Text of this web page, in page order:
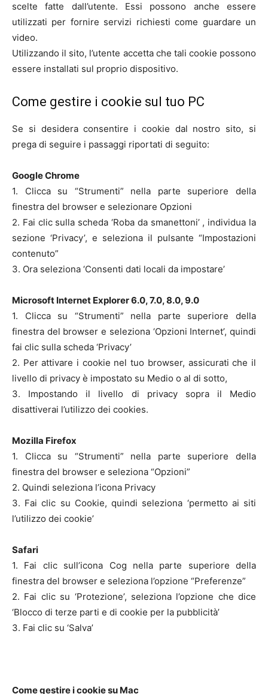
scelte fatte dall’utente. Essi possono anche essere
utilizzati per fornire servizi richiesti come guardare un
video.
Utilizzando il sito, l’utente accetta che tali cookie possono
essere installati sul proprio dispositivo.
Come gestire i cookie sul tuo PC
Se si desidera consentire i cookie dal nostro sito, si
prega di seguire i passaggi riportati di seguito:
Google Chrome
1. Clicca su “Strumenti” nella parte superiore della
finestra del browser e selezionare Opzioni
2. Fai clic sulla scheda ‘Roba da smanettoni’ , individua la
sezione ‘Privacy’, e seleziona il pulsante “Impostazioni
contenuto”
3. Ora seleziona ‘Consenti dati locali da impostare’
Microsoft Internet Explorer 6.0, 7.0, 8.0, 9.0
1. Clicca su “Strumenti” nella parte superiore della
finestra del browser e seleziona ‘Opzioni Internet’, quindi
fai clic sulla scheda ‘Privacy’
2. Per attivare i cookie nel tuo browser, assicurati che il
livello di privacy è impostato su Medio o al di sotto,
3. Impostando il livello di privacy sopra il Medio
disattiverai l’utilizzo dei cookies.
Mozilla Firefox
1. Clicca su “Strumenti” nella parte superiore della
finestra del browser e seleziona “Opzioni”
2. Quindi seleziona l’icona Privacy
3. Fai clic su Cookie, quindi seleziona ‘permetto ai siti
l’utilizzo dei cookie’
Safari
1. Fai clic sull’icona Cog nella parte superiore della
finestra del browser e seleziona l’opzione “Preferenze”
2. Fai clic su ‘Protezione’, seleziona l’opzione che dice
‘Blocco di terze parti e di cookie per la pubblicità’
3. Fai clic su ‘Salva’
Come gestire i cookie su Mac